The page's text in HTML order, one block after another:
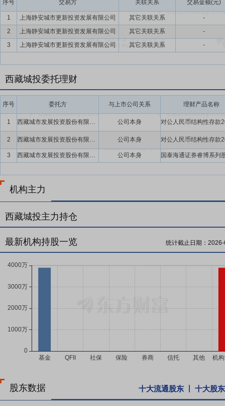
序号 交易方 关联关系 交易金额(元)
1 上海静安城市更新投资发展有限公司 其它关联关系
-
2
上海静安城市更新投资发展有限公司 其它关联关系
-
3
上海静安城市更新投资发展有限公司 其它关联关系 -
西藏城投委托理财
序号 委托方 与上市公司关系 理财产品名称
1 西藏城市发展投资股份有限公司 公司本身
2 西藏城市发展投资股份有限公司 公司本身
3 西藏城市发展投资股份有限公司 公司本身
机构主力
西藏城投主力持仓
最新机构持股一览 统计截止日期：
股东数据 十大流通股东 十大股东